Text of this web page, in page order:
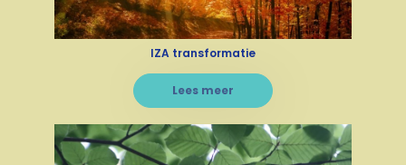
IZA transformatie
Lees meer